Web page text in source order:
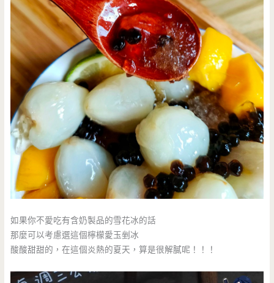
如果你不愛吃有含奶製品的雪花冰的話
那麼可以考慮選這個檸檬愛玉剉冰
酸酸甜甜的，在這個炎熱的夏天，算是很解膩呢！！！